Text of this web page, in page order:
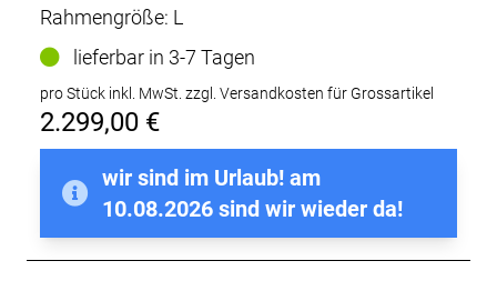
Rahmengröße: L
lieferbar in 3-7 Tagen
pro Stück inkl. MwSt. zzgl. Versandkosten für Grossartikel
2.299,00 €
wir sind im Urlaub! am
10.08.2026 sind wir wieder da!